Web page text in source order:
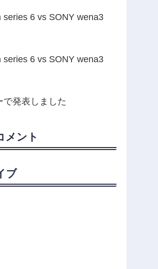
series 6 vs SONY wena3
series 6 vs SONY wena3
で発表しました
メント
ブ